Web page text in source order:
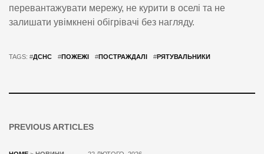
перевантажувати мережу, не курити в оселі та не
залишати увімкнені обігрівачі без нагляду.
TAGS: #ДСНС #ПОЖЕЖІ #ПОСТРАЖДАЛІ #РЯТУВАЛЬНИКИ
PREVIOUS ARTICLES